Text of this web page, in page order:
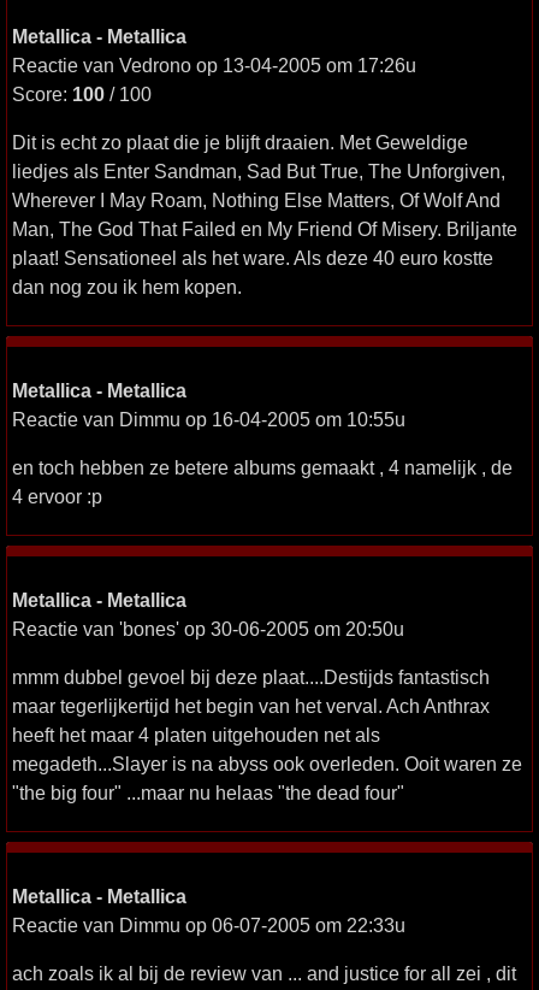
Metallica - Metallica
Reactie van Vedrono op 13-04-2005 om 17:26u
Score: 100 / 100
Dit is echt zo plaat die je blijft draaien. Met Geweldige
liedjes als Enter Sandman, Sad But True, The Unforgiven,
Wherever I May Roam, Nothing Else Matters, Of Wolf And
Man, The God That Failed en My Friend Of Misery. Briljante
plaat! Sensationeel als het ware. Als deze 40 euro kostte
dan nog zou ik hem kopen.
Metallica - Metallica
Reactie van Dimmu op 16-04-2005 om 10:55u
en toch hebben ze betere albums gemaakt , 4 namelijk , de
4 ervoor :p
Metallica - Metallica
Reactie van 'bones' op 30-06-2005 om 20:50u
mmm dubbel gevoel bij deze plaat....Destijds fantastisch
maar tegerlijkertijd het begin van het verval. Ach Anthrax
heeft het maar 4 platen uitgehouden net als
megadeth...Slayer is na abyss ook overleden. Ooit waren ze
"the big four" ...maar nu helaas "the dead four"
Metallica - Metallica
Reactie van Dimmu op 06-07-2005 om 22:33u
ach zoals ik al bij de review van ... and justice for all zei , dit